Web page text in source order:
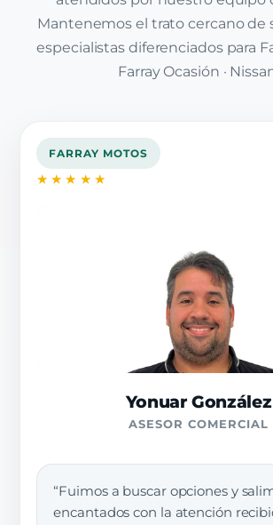
Mantenemos el trato cercano de
especialistas diferenciados para
Farray Ocasión ·
FARRAY MOTOS
★★★★★
Yonuar González
ASESOR COMERCIAL
“Fuimos a buscar opciones y
encantados con la atención